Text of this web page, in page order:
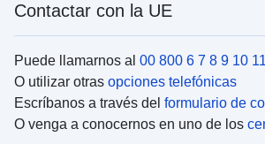
Contactar con la UE
Puede llamarnos al 00 800 6 7 8 9 10
O utilizar otras opciones telefónicas
Escríbanos a través del formulario de
O venga a conocernos en uno de los